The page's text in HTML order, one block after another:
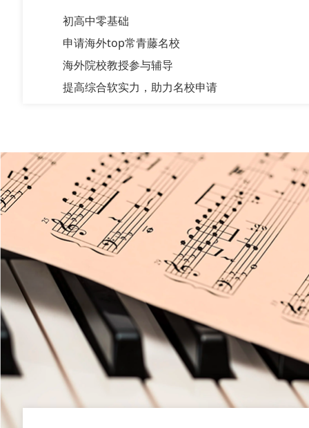
初高中零基础
申请海外top常青藤名校
海外院校教授参与辅导
提高综合软实力，助力名校申请